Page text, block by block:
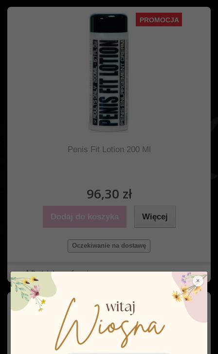
PROMOCJA
Penis Fit Lotion 200 Ml
96,30 zł
Dodaj do koszyka Więcej
Oczekiwanie na dostawę
Dodaj do porówania
×